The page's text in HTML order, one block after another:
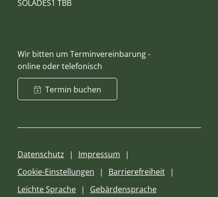
SOLADES1 TBB
Wir bitten um Terminvereinbarung -
online oder telefonisch
Termin buchen
Datenschutz
Impressum
Cookie-Einstellungen
Barrierefreiheit
Leichte Sprache
Gebärdensprache